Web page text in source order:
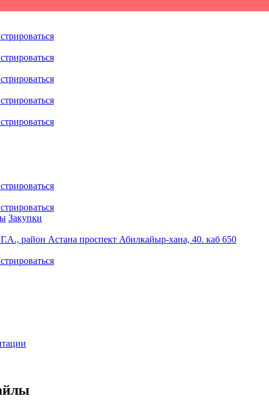
Закупки
район Астана проспект Абилкайыр-хана, 40. каб 650